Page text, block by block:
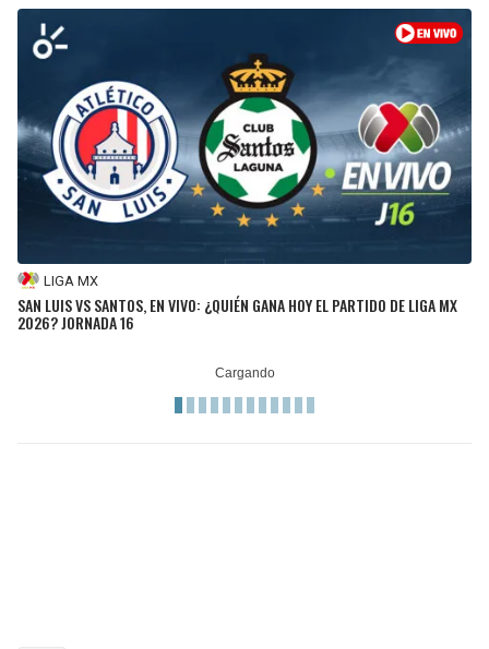
LIGA MX
SAN LUIS VS SANTOS, EN VIVO: ¿QUIÉN GANA HOY EL PARTIDO DE LIGA MX
2026? JORNADA 16